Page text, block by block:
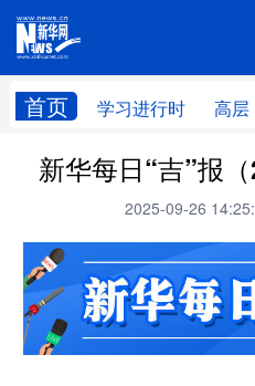
首页 学习进行时 高层
网
学习进行时 高层
财经
台湾 思客智库
科技 科创
文化 书画
新华每日“吉”报（
2025-09-26